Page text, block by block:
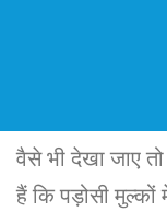
वैसे भी देखा जाए
हैं कि पड़ोसी